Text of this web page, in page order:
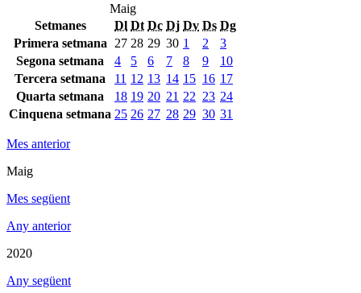
Maig
Setmanes
Dl Dt Dc Dj Dv Ds Dg
Primera setmana
27 28 29 30 1 2
3
Segona setmana
4 5 6 7 8 9
10
Tercera setmana
11 12 13 14 15 16 17
Quarta setmana
18 19 20 21 22 23 24
Cinquena setmana 25 26 27 28 29 30 31
Mes anterior
Maig
Mes següent
Any anterior
2020
Any següent